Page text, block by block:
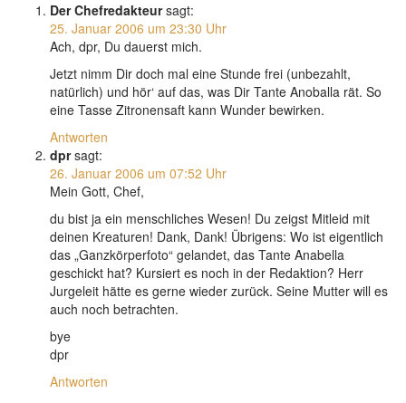
Der Chefredakteur sagt:
25. Januar 2006 um 23:30 Uhr
Ach, dpr, Du dauerst mich.
Jetzt nimm Dir doch mal eine Stunde frei (unbezahlt,
natürlich) und hör‘ auf das, was Dir Tante Anoballa rät. So
eine Tasse Zitronensaft kann Wunder bewirken.
Antworten
dpr sagt:
26. Januar 2006 um 07:52 Uhr
Mein Gott, Chef,
du bist ja ein menschliches Wesen! Du zeigst Mitleid mit
deinen Kreaturen! Dank, Dank! Übrigens: Wo ist eigentlich
das „Ganzkörperfoto“ gelandet, das Tante Anabella
geschickt hat? Kursiert es noch in der Redaktion? Herr
Jurgeleit hätte es gerne wieder zurück. Seine Mutter will es
auch noch betrachten.
bye
dpr
Antworten